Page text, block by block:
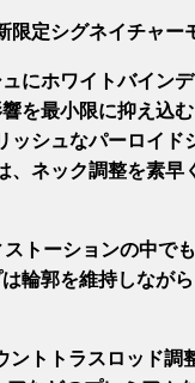
定シグネイチャー
にホワイトバイン
を最小限に抑え込
シュなパーロイ
ネック調整を素早
トーションの中で
輪郭を維持しなが
トトラスロッド調